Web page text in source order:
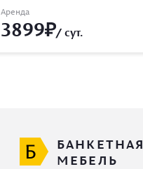
Аренда
3899 / сут.
БАНКЕТНАЯ
МЕБЕЛЬ